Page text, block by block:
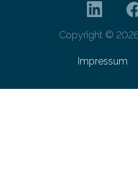
Copyright ©
Impressum